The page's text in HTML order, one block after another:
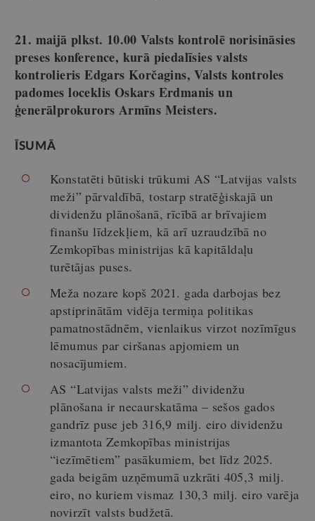
21. maijā plkst. 10.00 Valsts kontrolē norisināsies
preses konference, kurā piedalīsies valsts
kontrolieris Edgars Korčagins, Valsts kontroles
padomes loceklis Oskars Erdmanis un
ģenerālprokurors Armīns Meisters.
ĪSUMĀ
Konstatēti būtiski trūkumi AS “Latvijas valsts
meži” pārvaldībā, tostarp stratēģiskajā un
dividenžu plānošanā, rīcībā ar brīvajiem
finanšu līdzekļiem, kā arī uzraudzībā no
Zemkopības ministrijas kā kapitāldaļu
turētājas puses.
Meža nozare kopš 2021. gada darbojas bez
apstiprinātām vidēja termiņa politikas
pamatnostādnēm, vienlaikus virzot nozīmīgus
lēmumus par ciršanas apjomiem un
nosacījumiem.
AS “Latvijas valsts meži” dividenžu
plānošana ir necaurskatāma – sešos gados
gandrīz puse jeb 316,9 milj. eiro dividenžu
izmantota Zemkopības ministrijas
“iezīmētiem” pasākumiem, bet līdz 2025.
gada beigām uzņēmumā uzkrāti 405,3 milj.
eiro, no kuriem vismaz 130,3 milj. eiro varēja
novirzīt valsts budžetā.